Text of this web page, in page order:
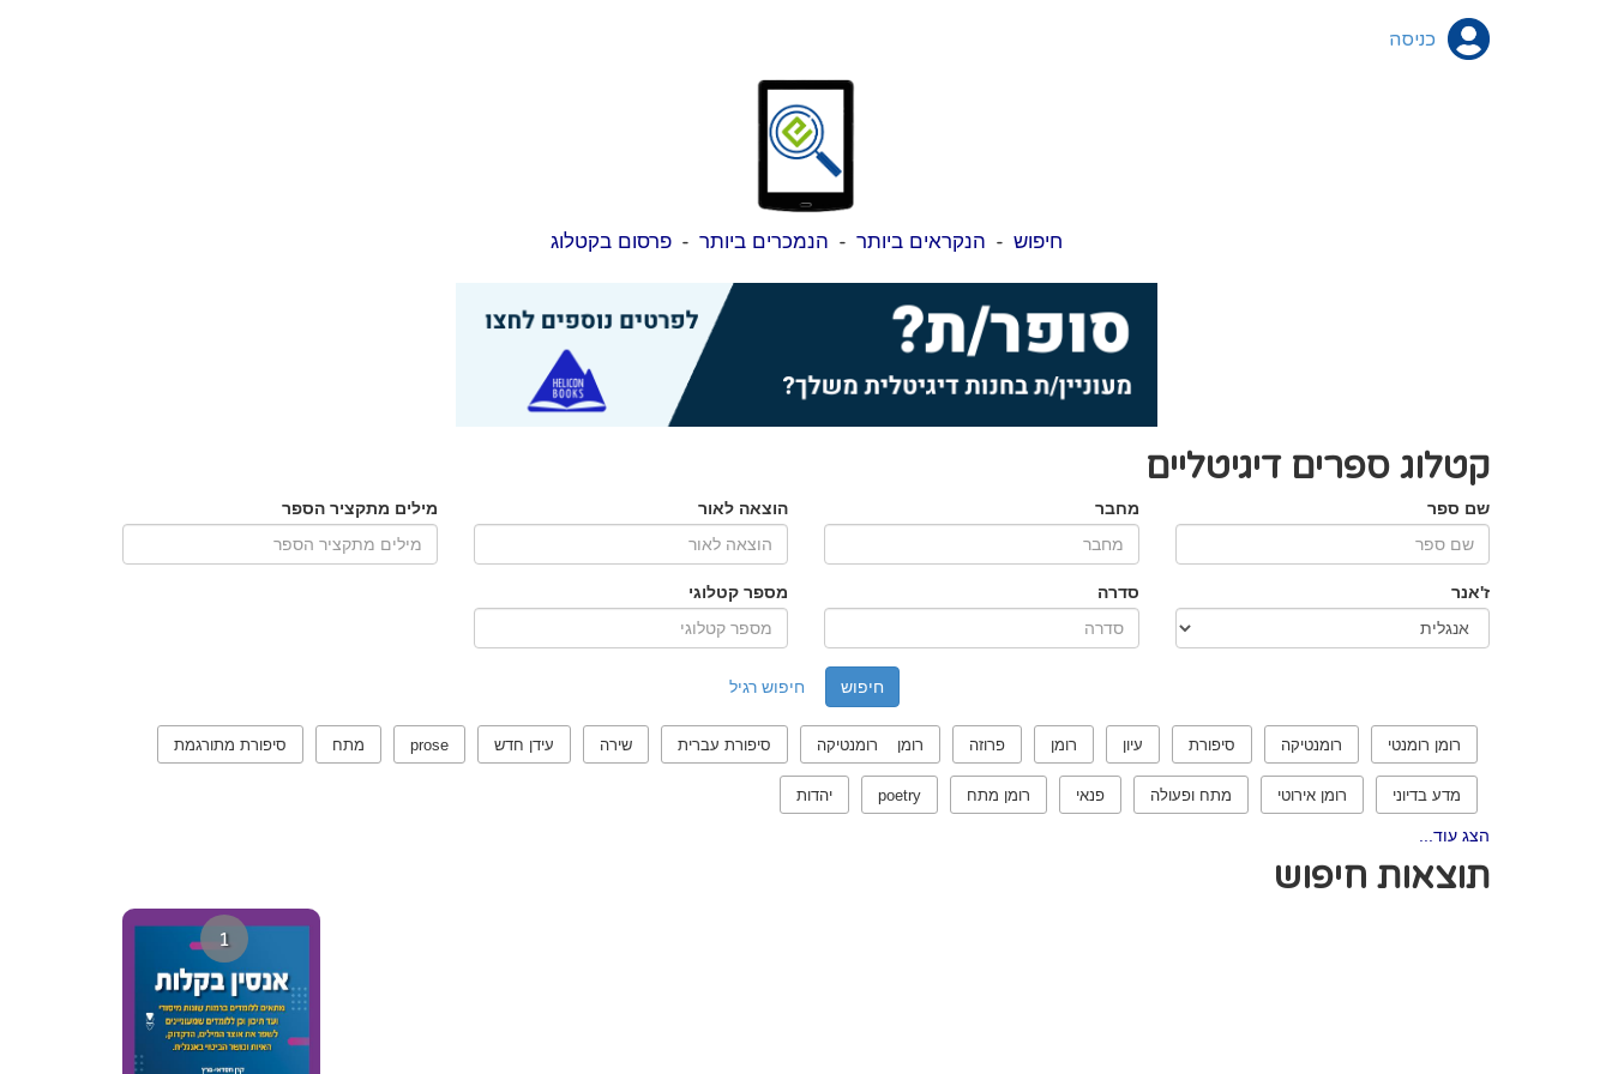
כניסה
חיפוש - הנקראים ביותר - הנמכרים ביותר -פרסום בקטלוג
קטלוג ספרים דיגיטליים
שם ספר מחבר הוצאה לאור מילים מתקציר הספר
ז'אנר סדרה מספר קטלוגי
חיפוש רגיל
רומן רומנטי רומנטיקה סיפורת עיון רומן פרוזה רומן רומנטיקה סיפורת עברית שירה עידן חדש prose מתח סיפורת מתורגמת
מדע בדיוני רומן אירוטי מתח ופעולה פנאי רומן מתח poetry יהדות
הצג עוד...
תוצאות חיפוש
1